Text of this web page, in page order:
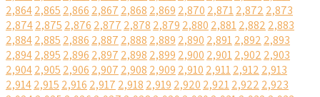
2,8642,865 2,866 2,867 2,868 2,869 2,870 2,8712,872 2,873
2,8742,875 2,876 2,877 2,878 2,879 2,880 2,8812,882 2,883
2,8842,885 2,886 2,887 2,888 2,889 2,890 2,8912,892 2,893
2,8942,895 2,896 2,897 2,898 2,899 2,900 2,9012,902 2,903
2,9042,905 2,906 2,907 2,908 2,909 2,910 2,9112,912 2,913
2,9142,915 2,916 2,917 2,918 2,919 2,920 2,9212,922 2,923